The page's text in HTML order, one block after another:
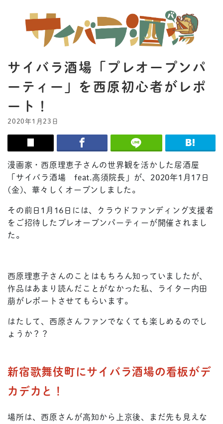
サイバラ酒場「プレオープンパ
ーティー」を西原初心者がレポ
ート！
2020年1月23日
漫画家・西原理恵子さんの世界観を活かした居酒屋
「サイバラ酒場 feat.高須院長」が、2020年1月17日
(金)、華々しくオープンしました。
その前日1月16日には、クラウドファンディング支援者
をご招待したプレオープンパーティーが開催されまし
た。
西原理恵子さんのことはもちろん知っていましたが、
作品はあまり読んだことがなかった私、ライター内田
萠がレポートさせてもらいます。
はたして、西原さんファンでなくても楽しめるのでし
ょうか？？
新宿歌舞伎町にサイバラ酒場の看板がデ
カデカと！
場所は、西原さんが高知から上京後、まだ先も見えな